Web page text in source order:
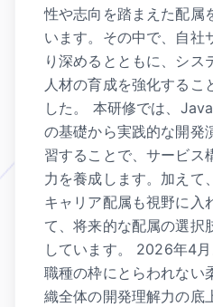
性や志向を踏まえた配属
います。その中で、自社
り深めるとともに、シス
人材の育成を強化するこ
した。 本研修では、
の基礎から実践的な開発
習することで、サービス
力を養成します。加えて
キャリア配属も視野に入
て、将来的な配属の選択
しています。 2026年4月
職種の枠にとらわれない
織全体の開発理解力の底